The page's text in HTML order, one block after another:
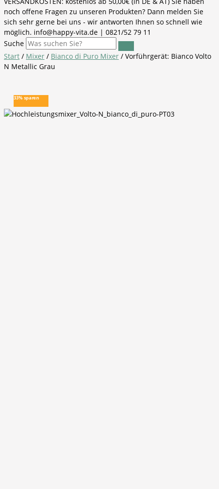
noch offene Fragen zu unseren Produkten? Dann melden Sie
sich sehr gerne bei uns - wir antworten Ihnen so schnell wie
möglich. info@happy-vita.de | 0821/52 79 11
Suche
Start / Mixer / Bianco di Puro Mixer / Vorführgerät: Bianco Volto
N Metallic Grau
33% sparen